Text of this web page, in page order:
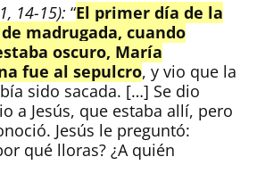
14-15): “El primer día de la
madrugada, cuando
oscuro, María
fue al sepulcro, y vio que la
sido sacada. […] Se dio
a Jesús, que estaba allí, pero
Jesús le preguntó:
qué lloras? ¿A quién